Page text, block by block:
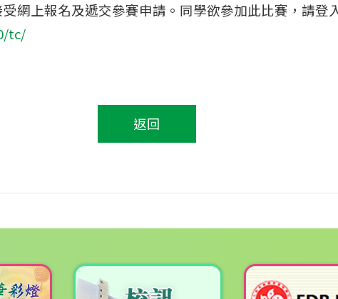
網上報名及遞交參賽申請。同學欲參加此比賽，請登
tc/
返回